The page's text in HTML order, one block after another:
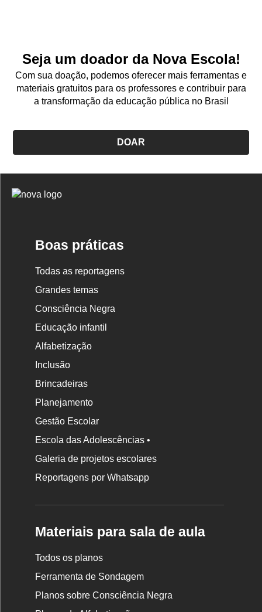
Seja um doador da Nova Escola!
Com sua doação, podemos oferecer mais ferramentas e
materiais gratuitos para os professores e contribuir para
a transformação da educação pública no Brasil
DOAR
Logo
Boas práticas
Todas as reportagens
Grandes temas
Consciência Negra
Educação infantil
Alfabetização
Inclusão
Brincadeiras
Planejamento
Gestão Escolar
Escola das Adolescências •
Galeria de projetos escolares
Reportagens por Whatsapp
Materiais para sala de aula
Todos os planos
Ferramenta de Sondagem
Planos sobre Consciência Negra